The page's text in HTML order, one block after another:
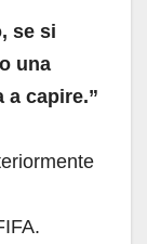
se si
una
a capire.”